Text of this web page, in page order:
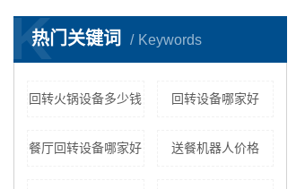
热门关键词 Keywords
K
回转火锅设备多少钱 回转设备哪家好
餐厅回转设备哪家好 送餐机器人价格